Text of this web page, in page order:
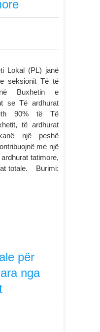
Lokal (PL) janë
seksionit Të të
Buxhetin e
se Të ardhurat
90% të Të
të ardhurat
një peshë
me një
tatimore,
totale. Burimi:
për
nga